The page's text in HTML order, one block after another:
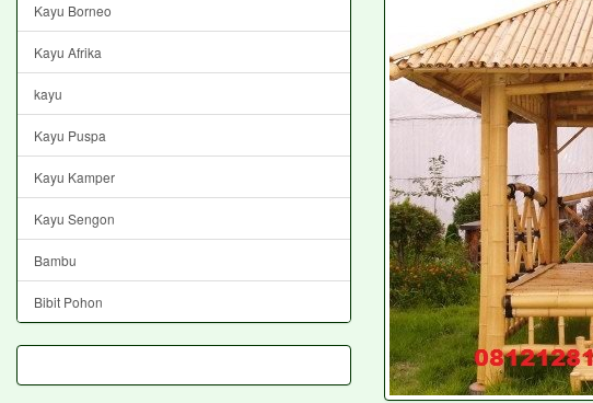
Kayu Borneo
Kayu Afrika
kayu
Kayu Puspa
Kayu Kamper
Kayu Sengon
Bambu
Bibit Pohon